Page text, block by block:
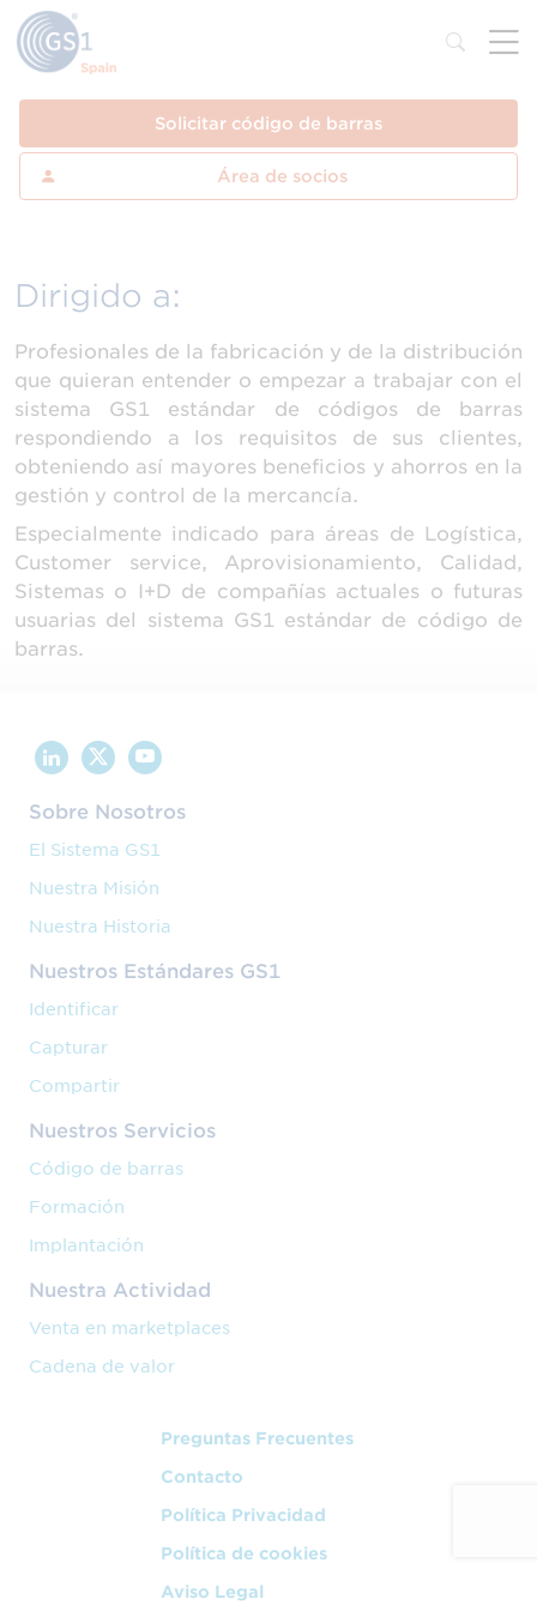
Solicitar código de barras
Área de socios
Dirigido a:
Profesionales de la fabricación y de la distribución
que quieran entender o empezar a trabajar con el
sistema GS1 estándar de códigos de barras
respondiendo a los requisitos de sus clientes,
obteniendo así mayores beneficios y ahorros en la
gestión y control de la mercancía.
Especialmente indicado para áreas de Logística,
Customer service, Aprovisionamiento, Calidad,
Sistemas o I+D de compañías actuales o futuras
usuarias del sistema GS1 estándar de código de
barras.
Sobre Nosotros
El Sistema GS1
Nuestra Misión
Nuestra Historia
Nuestros Estándares GS1
Identificar
Capturar
Compartir
Nuestros Servicios
Código de barras
Formación
Implantación
Nuestra Actividad
Venta en marketplaces
Cadena de valor
Preguntas Frecuentes
Contacto
Política Privacidad
Política de cookies
Aviso Legal